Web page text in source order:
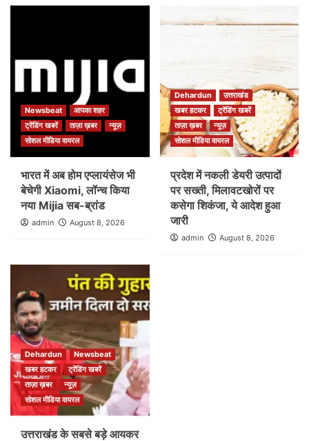
Newsbeat
आपका शहर
ट्रेंडिंग खबरें
ताज़ा ख़बर
न्यूज़
सोशल मीडिया वायरल
भारत में अब होम एप्लायंसेज भी
बेचेगी Xiaomi, लॉन्च किया
नया Mijia सब-ब्रांड
admin August 8, 2026
Dehardun
उत्तराखंड
खबर हटकर
ट्रेंडिंग खबरें
ताज़ा ख़बर
न्यूज़
सोशल मीडिया वायरल
प्रदेश में नकली डेयरी उत्पादों
पर सख्ती, मिलावटखोरों पर
कसेगा शिकंजा, ये आदेश हुआ
जारी
admin August 8, 2026
Dehardun
Newsbeat
खबर हटकर
ट्रेंडिंग खबरें
ताज़ा ख़बर
न्यूज़
सोशल मीडिया वायरल
उत्तराखंड के सबसे बड़े आयकर